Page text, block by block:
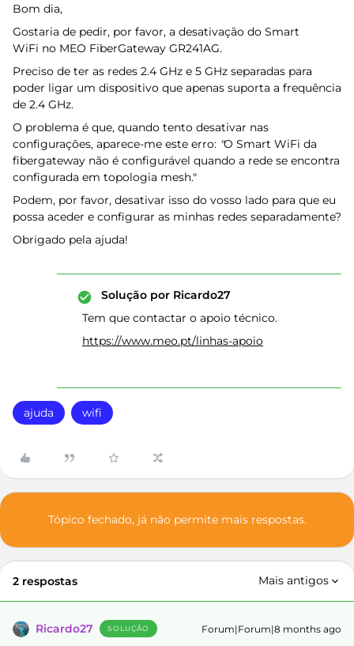
Bom dia,
Gostaria de pedir, por favor, a desativação do Smart
WiFi no MEO FiberGateway GR241AG.
Preciso de ter as redes 2.4 GHz e 5 GHz separadas para
poder ligar um dispositivo que apenas suporta a frequência
de 2.4 GHz.
O problema é que, quando tento desativar nas
configurações, aparece-me este erro: "O Smart WiFi da
fibergateway não é configurável quando a rede se encontra
configurada em topologia mesh."
Podem, por favor, desativar isso do vosso lado para que eu
possa aceder e configurar as minhas redes separadamente?
Obrigado pela ajuda!
Solução por Ricardo27
Tem que contactar o apoio técnico.
https://www.meo.pt/linhas-apoio
ajuda wifi
Tópico fechado, já não permite mais respostas.
2 respostas Mais antigos
Ricardo27 SOLUÇÃO Forum|Forum|8 months ago